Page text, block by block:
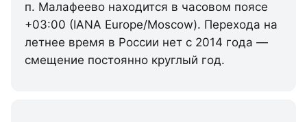
п. Малафеево находится в часовом поясе
+03:00 (IANA Europe/Moscow). Перехода на
летнее время в России нет с 2014 года —
смещение постоянно круглый год.